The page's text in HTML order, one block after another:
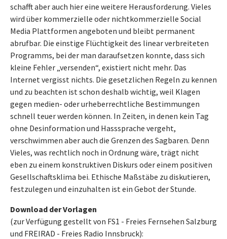
schafft aber auch hier eine weitere Herausforderung. Vieles
wird über kommerzielle oder nichtkommerzielle Social
Media Plattformen angeboten und bleibt permanent
abrufbar. Die einstige Flüchtigkeit des linear verbreiteten
Programms, bei der man daraufsetzen konnte, dass sich
kleine Fehler „versenden“, existiert nicht mehr. Das
Internet vergisst nichts. Die gesetzlichen Regeln zu kennen
und zu beachten ist schon deshalb wichtig, weil Klagen
gegen medien- oder urheberrechtliche Bestimmungen
schnell teuer werden können. In Zeiten, in denen kein Tag
ohne Desinformation und Hasssprache vergeht,
verschwimmen aber auch die Grenzen des Sagbaren. Denn
Vieles, was rechtlich noch in Ordnung wäre, trägt nicht
eben zu einem konstruktiven Diskurs oder einem positiven
Gesellschaftsklima bei. Ethische Maßstäbe zu diskutieren,
festzulegen und einzuhalten ist ein Gebot der Stunde.
Download der Vorlagen
(zur Verfügung gestellt von FS1 - Freies Fernsehen Salzburg
und FREIRAD - Freies Radio Innsbruck):